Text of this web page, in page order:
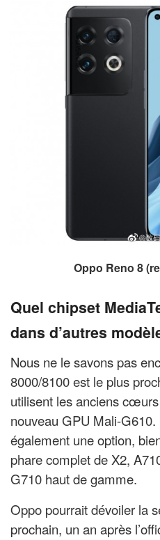
Oppo Reno 8
Quel chipset
dans d’autres
Nous ne le savons pas
8000/8100 est le plus
utilisent les anciens
nouveau GPU Mali-
également une option,
phare complet de X2,
G710 haut de gamme.
Oppo pourrait dévoiler la
prochain, un an après